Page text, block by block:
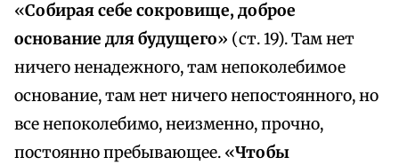
«Собирая себе сокровище, доброе
основание для будущего» (ст. 19). Там нет
ничего ненадежного, там непоколебимое
основание, там нет ничего непостоянного, но
все непоколебимо, неизменно, прочно,
постоянно пребывающее. «Чтобы